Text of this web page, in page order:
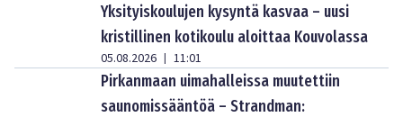
Yksityiskoulujen kysyntä kasvaa – uusi
kristillinen kotikoulu aloittaa Kouvolassa
05.08.2026 | 11:01
Pirkanmaan uimahalleissa muutettiin
saunomissääntöä – Strandman: